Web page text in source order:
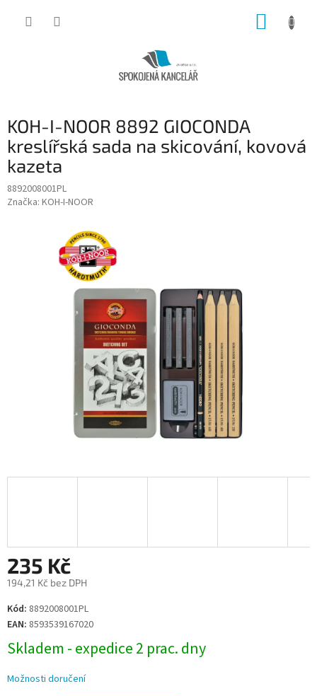
KOH-I-NOOR 8892 GIOCONDA
kreslířská sada na skicování, kovová
kazeta
8892008001PL
Značka: KOH-I-NOOR
235 Kč
194,21 Kč bez DPH
Měrná
cena:
Kód: 8892008001PL
EAN: 8593539167020
Skladem - expedice 2 prac. dny
Možnosti doručení